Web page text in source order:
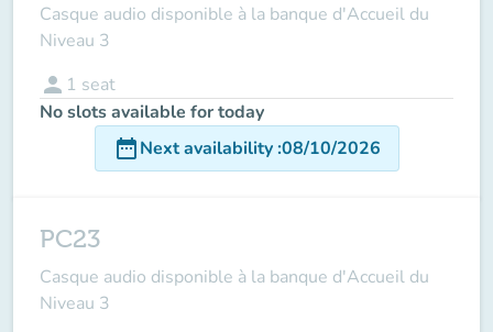
Casque audio disponible à la banque d'Accueil du
Niveau 3
person 1 seat
No slots available for today
date_rangeNext availability:08/10/2026
PC23
Casque audio disponible à la banque d'Accueil du
Niveau 3